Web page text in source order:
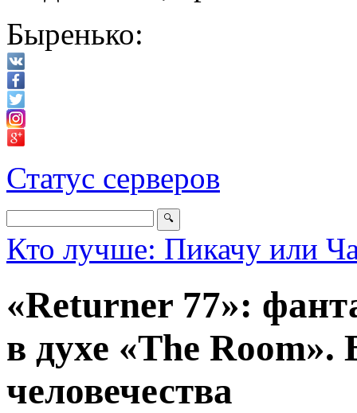
Быренько:
Статус серверов
Кто лучше: Пикачу или
«Returner 77»:
в духе «The
человечества